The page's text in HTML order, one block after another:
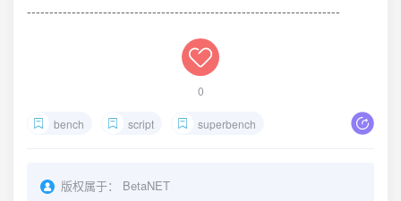
----------------------------------------------------------------------
0
bench script superbench
版权属于：
BetaNET